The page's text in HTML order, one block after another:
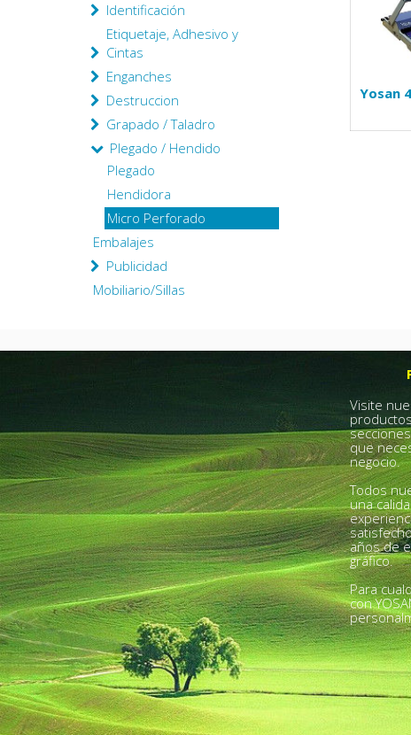
Identificación
Etiquetaje, Adhesivo y
Cintas
Enganches
Destruccion
Grapado / Taladro
Plegado / Hendido
Plegado
Hendidora
Micro Perforado
Embalajes
Publicidad
Mobiliario/Sillas
Yosan
Visite
que
negocio.
Todos
una
años de
gráfico.
Para
con